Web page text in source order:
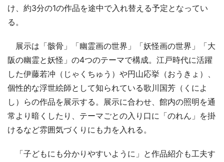
け、約3分の1の作品を途中で入れ替える予定となってい
る。
展示は「骸骨」「幽霊画の世界」「妖怪画の世界」「大
阪の幽霊と妖怪」の4つのテーマで構成。江戸時代に活躍
した伊藤若冲（じゃくちゅう）や円山応挙（おうきょ）、
個性的な浮世絵師として知られている歌川国芳（くによ
し）らの作品を展示する。展示に合わせ、館内の照明を通
常より暗くしたり、テーマごとの入り口に「のれん」を掛
けるなど雰囲気づくりにも力を入れる。
「子どもにも分かりやすいように」と作品紹介も工夫す